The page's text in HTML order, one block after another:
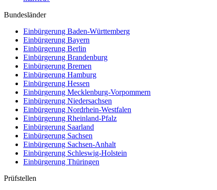
Bundesländer
Einbürgerung Baden-Württemberg
Einbürgerung Bayern
Einbürgerung Berlin
Einbürgerung Brandenburg
Einbürgerung Bremen
Einbürgerung Hamburg
Einbürgerung Hessen
Einbürgerung Mecklenburg-Vorpommern
Einbürgerung Niedersachsen
Einbürgerung Nordrhein-Westfalen
Einbürgerung Rheinland-Pfalz
Einbürgerung Saarland
Einbürgerung Sachsen
Einbürgerung Sachsen-Anhalt
Einbürgerung Schleswig-Holstein
Einbürgerung Thüringen
Prüfstellen